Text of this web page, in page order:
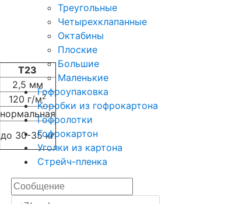
Т23
2,5 мм
120 г/м2
нормальная
до 30-35 кг
Треугольные
Четырехклапанные
Октабины
Плоские
Большие
Маленькие
Гофроупаковка
Коробки из гофрокартона
Гофролотки
Гофрокартон
Уголки из картона
Стрейч-пленка